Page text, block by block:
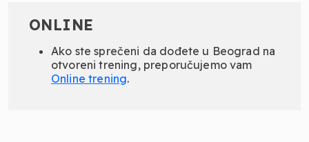
ONLINE
Ako ste sprečeni da dođete u Beograd na
otvoreni trening, preporučujemo vam
Online trening.